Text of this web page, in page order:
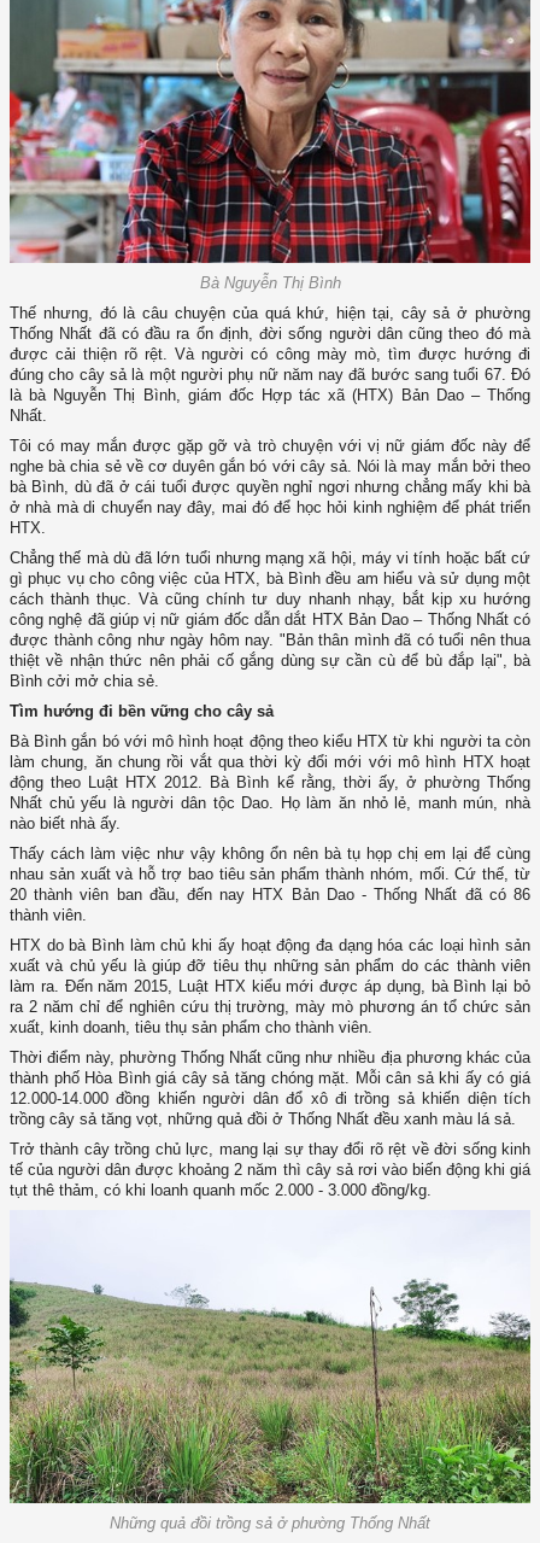
Bà Nguyễn Thị Bình
Thế nhưng, đó là câu chuyện của quá khứ, hiện tại, cây sả ở phường
Thống Nhất đã có đầu ra ổn định, đời sống người dân cũng theo đó mà
được cải thiện rõ rệt. Và người có công mày mò, tìm được hướng đi
đúng cho cây sả là một người phụ nữ năm nay đã bước sang tuổi 67. Đó
là bà Nguyễn Thị Bình, giám đốc Hợp tác xã (HTX) Bản Dao – Thống
Nhất.
Tôi có may mắn được gặp gỡ và trò chuyện với vị nữ giám đốc này để
nghe bà chia sẻ về cơ duyên gắn bó với cây sả. Nói là may mắn bởi theo
bà Bình, dù đã ở cái tuổi được quyền nghỉ ngơi nhưng chẳng mấy khi bà
ở nhà mà di chuyển nay đây, mai đó để học hỏi kinh nghiệm để phát triển
HTX.
Chẳng thế mà dù đã lớn tuổi nhưng mạng xã hội, máy vi tính hoặc bất cứ
gì phục vụ cho công việc của HTX, bà Bình đều am hiểu và sử dụng một
cách thành thục. Và cũng chính tư duy nhanh nhạy, bắt kịp xu hướng
công nghệ đã giúp vị nữ giám đốc dẫn dắt HTX Bản Dao – Thống Nhất có
được thành công như ngày hôm nay. "Bản thân mình đã có tuổi nên thua
thiệt về nhận thức nên phải cố gắng dùng sự cần cù để bù đắp lại", bà
Bình cởi mở chia sẻ.
Tìm hướng đi bền vững cho cây sả
Bà Bình gắn bó với mô hình hoạt động theo kiểu HTX từ khi người ta còn
làm chung, ăn chung rồi vắt qua thời kỳ đổi mới với mô hình HTX hoạt
động theo Luật HTX 2012. Bà Bình kể rằng, thời ấy, ở phường Thống
Nhất chủ yếu là người dân tộc Dao. Họ làm ăn nhỏ lẻ, manh mún, nhà
nào biết nhà ấy.
Thấy cách làm việc như vậy không ổn nên bà tụ họp chị em lại để cùng
nhau sản xuất và hỗ trợ bao tiêu sản phẩm thành nhóm, mối. Cứ thế, từ
20 thành viên ban đầu, đến nay HTX Bản Dao - Thống Nhất đã có 86
thành viên.
HTX do bà Bình làm chủ khi ấy hoạt động đa dạng hóa các loại hình sản
xuất và chủ yếu là giúp đỡ tiêu thụ những sản phẩm do các thành viên
làm ra. Đến năm 2015, Luật HTX kiểu mới được áp dụng, bà Bình lại bỏ
ra 2 năm chỉ để nghiên cứu thị trường, mày mò phương án tổ chức sản
xuất, kinh doanh, tiêu thụ sản phẩm cho thành viên.
Thời điểm này, phường Thống Nhất cũng như nhiều địa phương khác của
thành phố Hòa Bình giá cây sả tăng chóng mặt. Mỗi cân sả khi ấy có giá
12.000-14.000 đồng khiến người dân đổ xô đi trồng sả khiến diện tích
trồng cây sả tăng vọt, những quả đồi ở Thống Nhất đều xanh màu lá sả.
Trở thành cây trồng chủ lực, mang lại sự thay đổi rõ rệt về đời sống kinh
tế của người dân được khoảng 2 năm thì cây sả rơi vào biến động khi giá
tụt thê thảm, có khi loanh quanh mốc 2.000 - 3.000 đồng/kg.
Những quả đồi trồng sả ở phường Thống Nhất